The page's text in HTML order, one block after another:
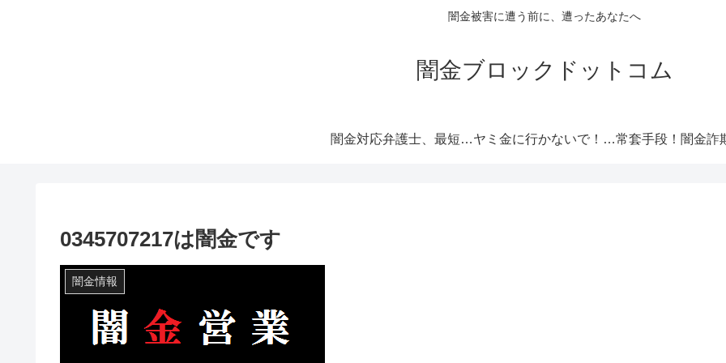
闇金被害に遭う前に、遭ったあなたへ
闇金ブロックドットコム
闇金対応弁護士、最短即日解決！ ヤミ金に行かないで！厳選オススメ消費者金融
0345707217は闇金です
闇金情報